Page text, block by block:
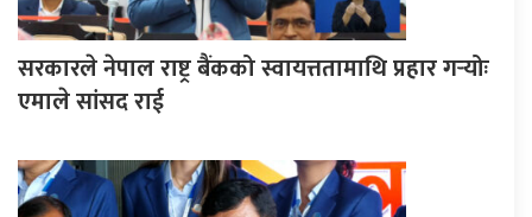
सरकारले नेपाल राष्ट्र बैंकको स्वायत्ततामाथि प्रहार गर्‍योः
एमाले सांसद राई